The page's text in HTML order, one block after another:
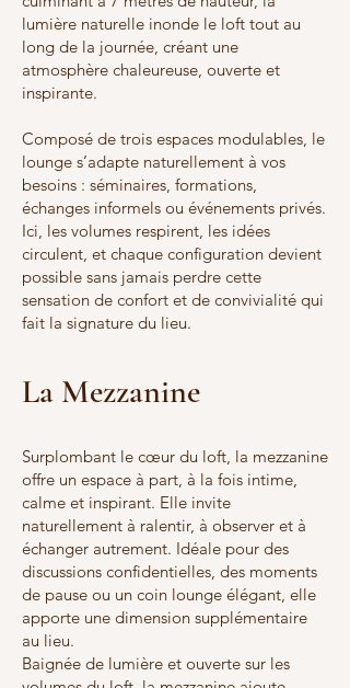
lumière naturelle inonde le loft tout au
long de la journée, créant une
atmosphère chaleureuse, ouverte et
inspirante.
Composé de trois espaces modulables, le
lounge s’adapte naturellement à vos
besoins : séminaires, formations,
échanges informels ou événements privés.
Ici, les volumes respirent, les idées
circulent, et chaque configuration devient
possible sans jamais perdre cette
sensation de confort et de convivialité qui
fait la signature du lieu.
Surplombant le cœur du loft, la mezzanine
offre un espace à part, à la fois intime,
calme et inspirant. Elle invite
naturellement à ralentir, à observer et à
échanger autrement. Idéale pour des
discussions confidentielles, des moments
de pause ou un coin lounge élégant, elle
apporte une dimension supplémentaire
au lieu.
Baignée de lumière et ouverte sur les
La Mezzanine